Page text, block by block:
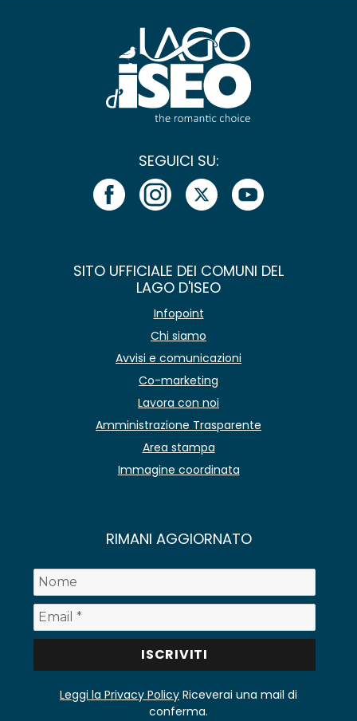
SEGUICI SU:
SITO UFFICIALE DEI COMUNI DEL
LAGO D'ISEO
Infopoint
Chi siamo
Avvisi e comunicazioni
Co-marketing
Lavora con noi
Amministrazione Trasparente
Area stampa
Immagine coordinata
RIMANI AGGIORNATO
Leggi la Privacy Policy Riceverai una mail di
conferma.